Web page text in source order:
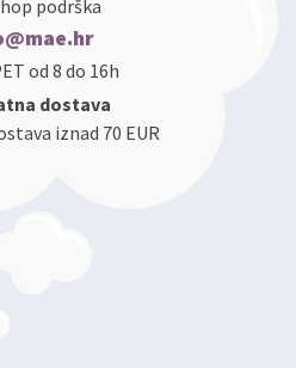
podrška
od 8 do 16h
dostava
iznad 70 EUR